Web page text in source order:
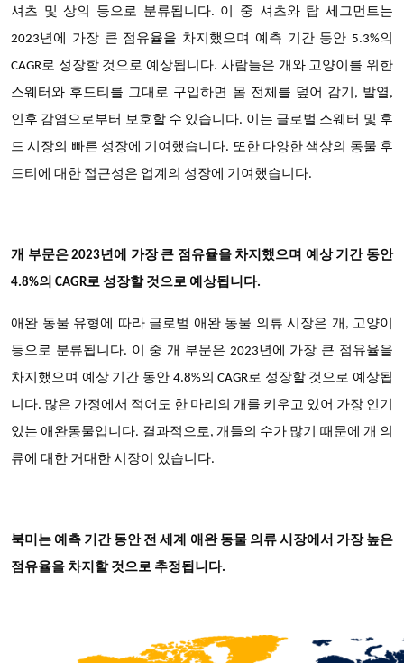
셔츠 및 상의 등으로 분류됩니다. 이 중 셔츠와 탑 세그먼트는
2023년에 가장 큰 점유율을 차지했으며 예측 기간 동안 5.3%의
CAGR로 성장할 것으로 예상됩니다. 사람들은 개와 고양이를 위한
스웨터와 후드티를 그대로 구입하면 몸 전체를 덮어 감기, 발열,
인후 감염으로부터 보호할 수 있습니다. 이는 글로벌 스웨터 및 후
드 시장의 빠른 성장에 기여했습니다. 또한 다양한 색상의 동물 후
드티에 대한 접근성은 업계의 성장에 기여했습니다.
개 부문은 2023년에 가장 큰 점유율을 차지했으며 예상 기간 동안
4.8%의 CAGR로 성장할 것으로 예상됩니다.
애완 동물 유형에 따라 글로벌 애완 동물 의류 시장은 개, 고양이
등으로 분류됩니다. 이 중 개 부문은 2023년에 가장 큰 점유율을
차지했으며 예상 기간 동안 4.8%의 CAGR로 성장할 것으로 예상됩
니다. 많은 가정에서 적어도 한 마리의 개를 키우고 있어 가장 인기
있는 애완동물입니다. 결과적으로, 개들의 수가 많기 때문에 개 의
류에 대한 거대한 시장이 있습니다.
북미는 예측 기간 동안 전 세계 애완 동물 의류 시장에서 가장 높은
점유율을 차지할 것으로 추정됩니다.